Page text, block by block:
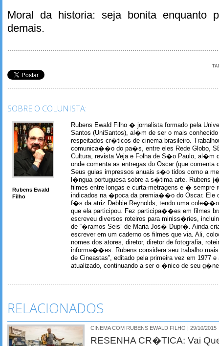
Moral da historia: seja bonita enquanto
demais.
SOBRE O COLUNISTA:
Rubens Ewald
Filho
Rubens Ewald Filho � jornalista formado pela
Santos (UniSantos), al�m de ser o mais
respeitados cr�ticos de cinema brasileiro.
comunica��o do pa�s, entre eles Rede Globo,
Cultura, revista Veja e Folha de S�o Paulo, al�m
onde comenta as entregas do Oscar (que comenta
Seus guias impressos anuais s�o tidos como a
l�ngua portuguesa sobre a s�tima arte. Rubens
filmes entre longas e curta-metragens e � sempre
indicados na �poca da premia��o do Oscar. Ele
f�s da atriz Debbie Reynolds, tendo uma
que ela participou. Fez participa��es em filmes
escreveu diversos roteiros para miniss�ries,
de “�ramos Seis” de Maria Jos� Dupr�. Ainda
escrever em um caderno os filmes que via. Ali,
nomes dos atores, diretor, diretor de fotografia,
informa��es. Rubens considera seu trabalho
de Cineastas”, editado pela primeira vez em 1977 e
atualizado, continuando a ser o �nico de seu
RELACIONADOS
CINEMA COM RUBENS EWALD FILHO | 29/10/2015
RESENHA CR�TICA: Vai